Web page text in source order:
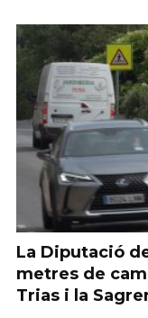
La Diputació
metres de
Trias i la